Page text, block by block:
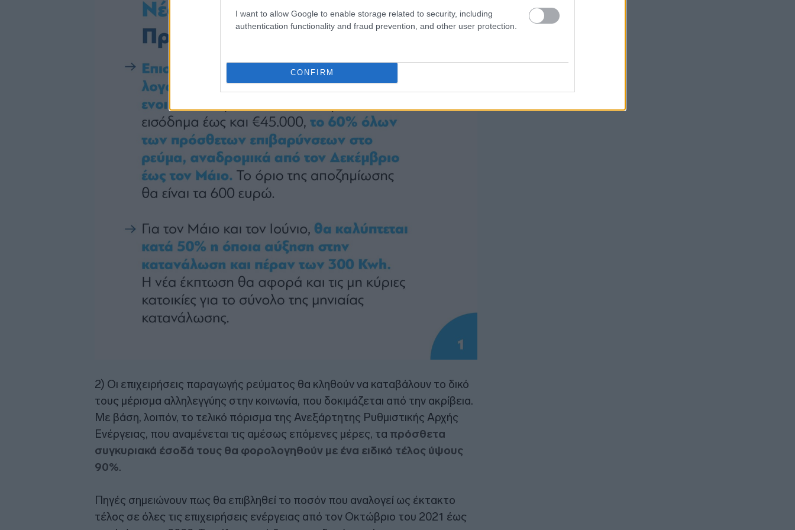
I want to allow Google to enable storage related to security, including
authentication functionality and fraud prevention, and other user protection.
CONFIRM
2) Οι επιχειρήσεις παραγωγής ρεύματος θα κληθούν να καταβάλουν το δικό
τους μέρισμα αλληλεγγύης στην κοινωνία, που δοκιμάζεται από την ακρίβεια.
Με βάση, λοιπόν, το τελικό πόρισμα της Ανεξάρτητης Ρυθμιστικής Αρχής
Ενέργειας, που αναμένεται τις αμέσως επόμενες μέρες, τα πρόσθετα
συγκυριακά έσοδά τους θα φορολογηθούν με ένα ειδικό τέλος ύψους
90%.
Πηγές σημειώνουν πως θα επιβληθεί το ποσόν που αναλογεί ως έκτακτο
τέλος σε όλες τις επιχειρήσεις ενέργειας από τον Οκτώβριο του 2021 έως